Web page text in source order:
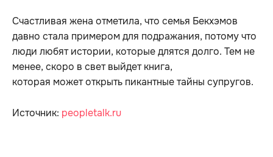
Счастливая жена отметила, что семья Бекхэмов
давно стала примером для подражания, потому что
люди любят истории, которые длятся долго. Тем не
менее, скоро в свет выйдет книга,
которая может открыть пикантные тайны супругов.
Источник: peopletalk.ru